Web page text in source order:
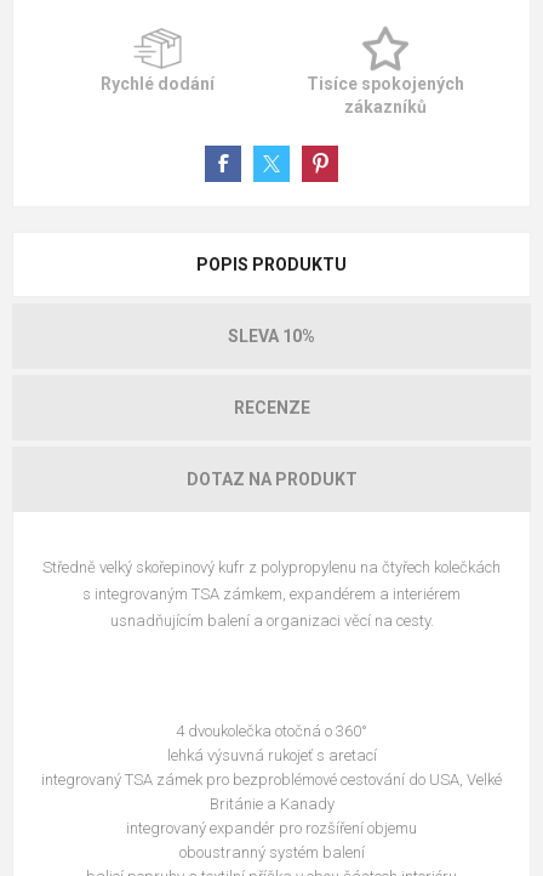
Rychlé dodání
Tisíce spokojených
zákazníků
POPIS PRODUKTU
SLEVA 10%
RECENZE
DOTAZ NA PRODUKT
Středně velký skořepinový kufr z polypropylenu na čtyřech kolečkách
s integrovaným TSA zámkem, expandérem a interiérem
usnadňujícím balení a organizaci věcí na cesty.
4 dvoukolečka otočná o 360°
lehká výsuvná rukojeť s aretací
integrovaný TSA zámek pro bezproblémové cestování do USA, Velké
Británie a Kanady
integrovaný expandér pro rozšíření objemu
oboustranný systém balení